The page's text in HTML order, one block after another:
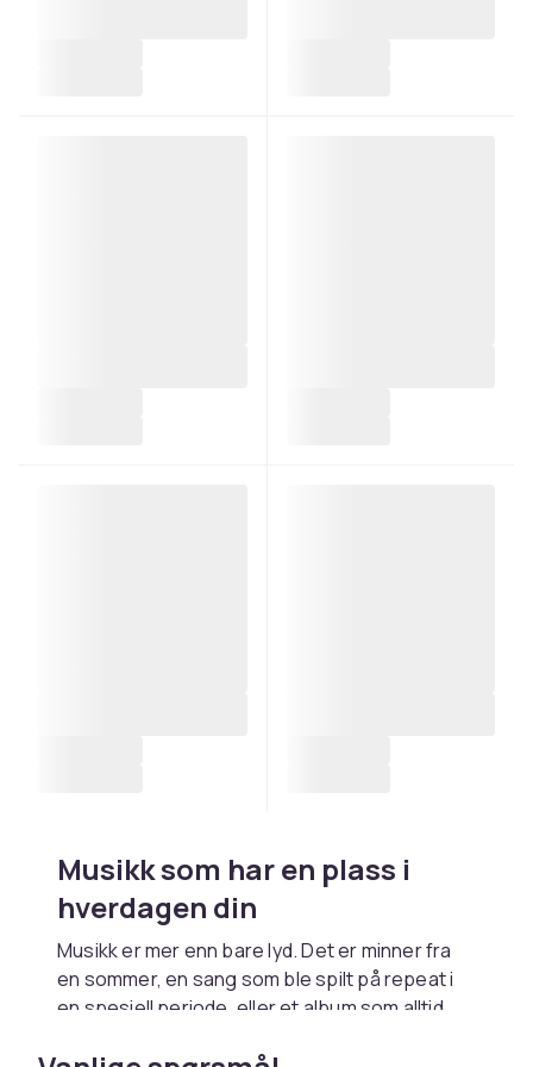
Musikk som har en plass i
hverdagen din
Musikk er mer enn bare lyd. Det er minner fra
en sommer, en sang som ble spilt på repeat i
en spesiell periode, eller et album som alltid